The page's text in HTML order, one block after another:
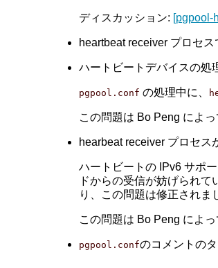
ディスカッション:
heartbeat receiver プロセ
ハートビートデバイスの処
pgpool.conf の処理中に、
この問題は Bo Peng によっ
hearbeat receiver プロセス
ハートビートの IPv6 サポ
ドからの受信が妨げられ
り、この問題は修正されま
この問題は Bo Peng によっ
pgpool.confのコメントの